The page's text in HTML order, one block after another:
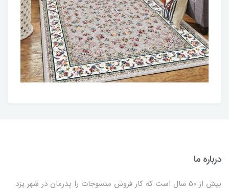
درباره ما
بیش از 50 سال است که کار فروش منسوجات را پدرمان در شهر یزد